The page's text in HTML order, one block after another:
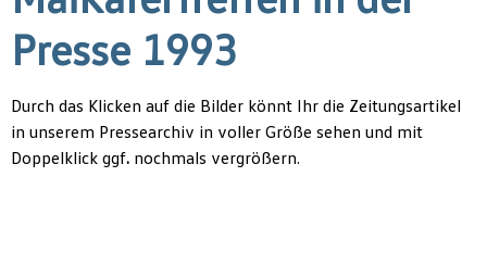
Presse 1993
Durch das Klicken auf die Bilder könnt Ihr die Zeitungsartikel
in unserem Pressearchiv in voller Größe sehen und mit
Doppelklick ggf. nochmals vergrößern.